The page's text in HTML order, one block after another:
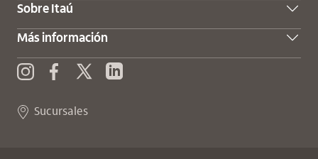
Sobre Itaú
Más información
InstagramFacebookX (Twitter)
Sucursales